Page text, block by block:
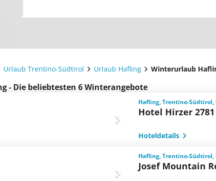
Urlaub Trentino-Südtirol Urlaub Hafling Winterurlaub
- Die beliebtesten 6 Winterangebote
Hafling, Trentino-
Hotel Hirzer 2781
Hoteldetails
Hafling, Trentino-
Josef Mountain